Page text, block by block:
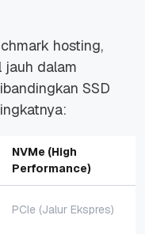
hosting,
jauh dalam
SSD
NVMe (High
Performance)
PCIe (Jalur Ekspres)